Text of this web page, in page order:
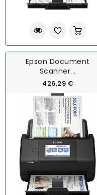
Epson Document
Scanner...
426,29 €